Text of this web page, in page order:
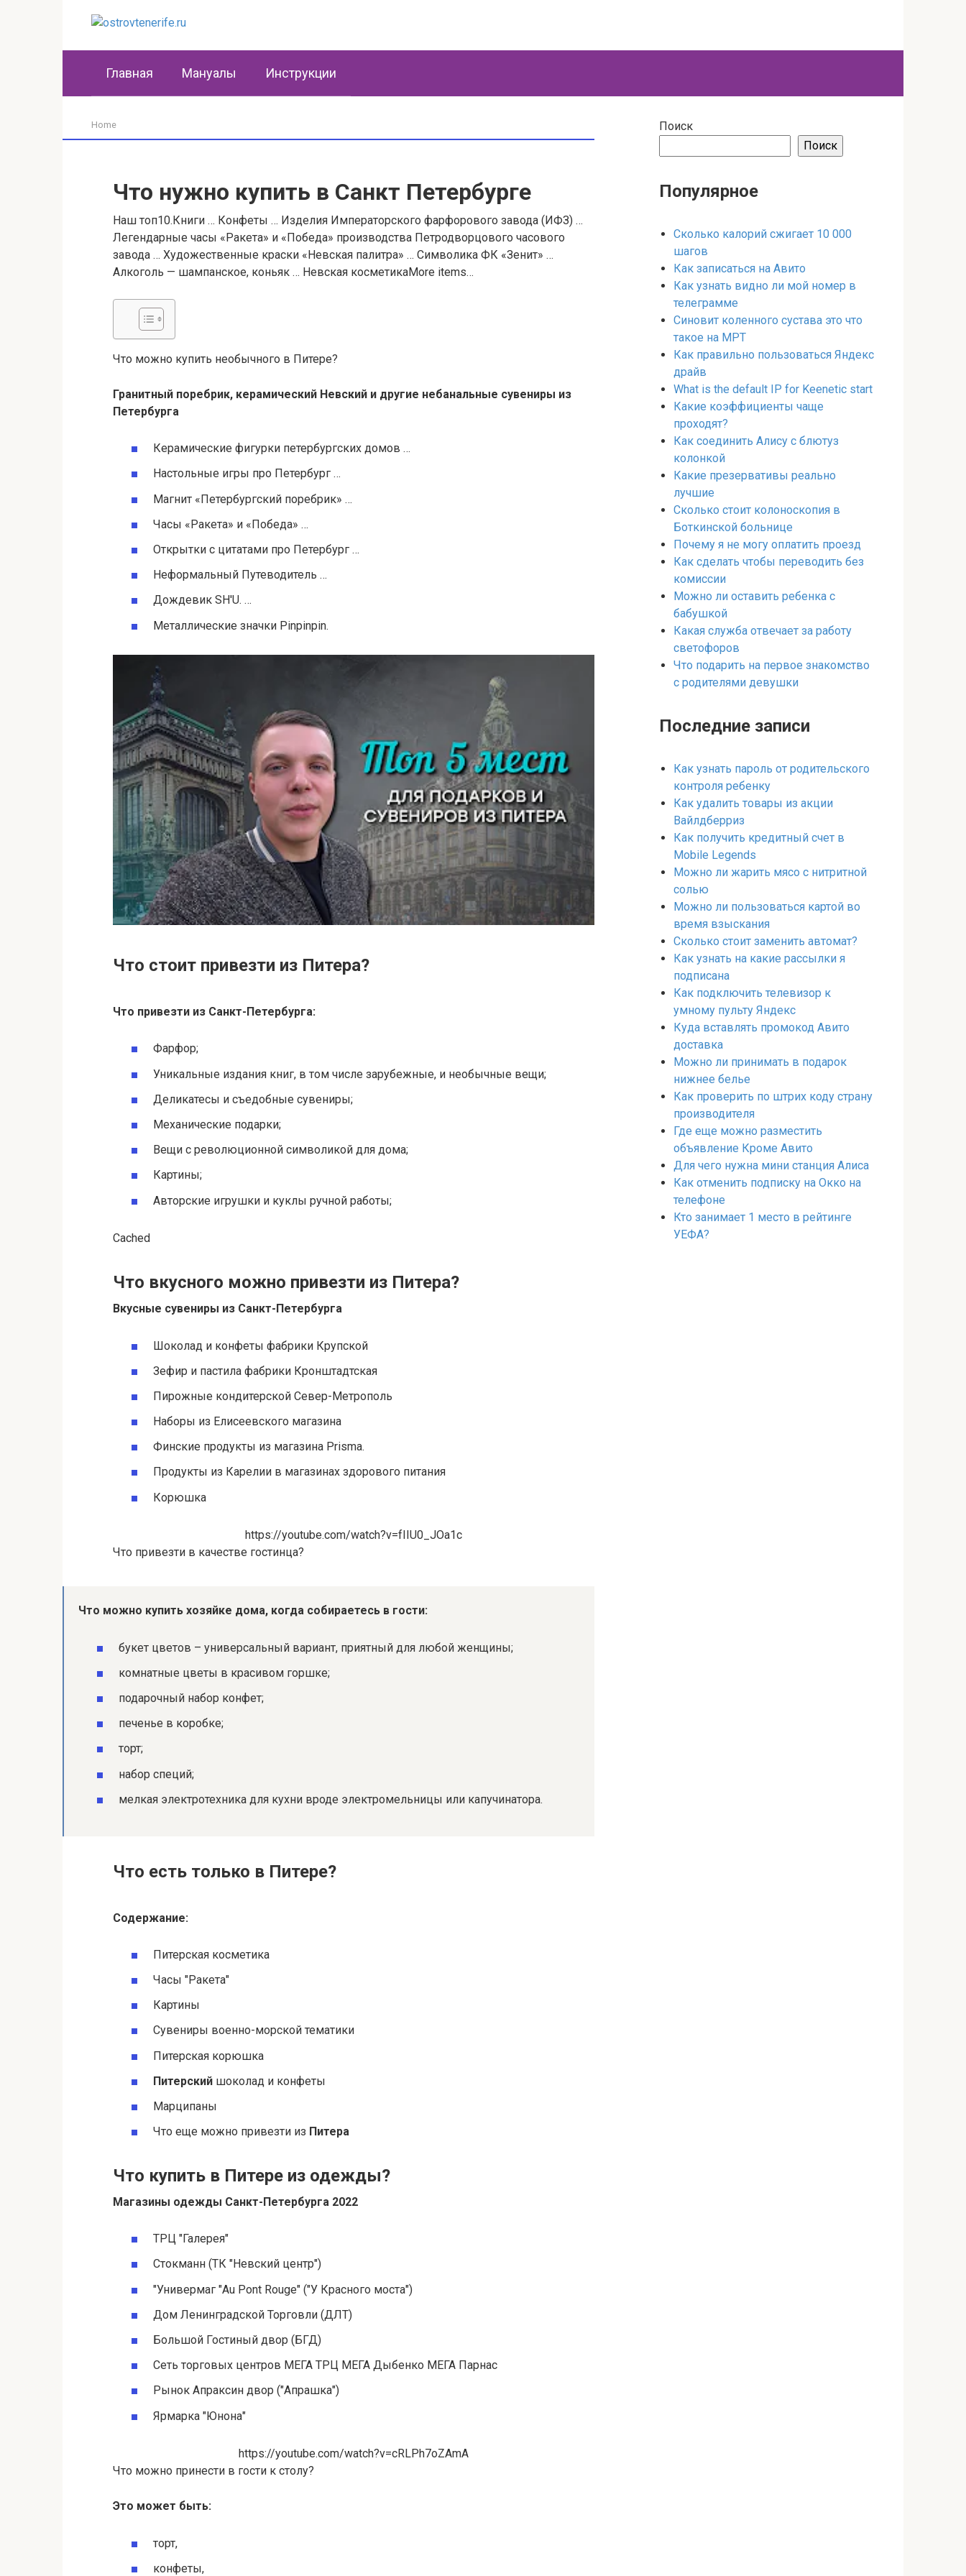
Главная Мануалы Инструкции
Home
Что нужно купить в Санкт Петербурге
Наш топ10.Книги … Конфеты … Изделия Императорского фарфорового завода (ИФЗ) …
Легендарные часы «Ракета» и «Победа» производства Петродворцового часового
завода … Художественные краски «Невская палитра» … Символика ФК «Зенит» …
Алкоголь — шампанское, коньяк … Невская косметикаMore items…
Что можно купить необычного в Питере?
Гранитный поребрик, керамический Невский и другие небанальные сувениры из
Петербурга
Керамические фигурки петербургских домов …
Настольные игры про Петербург …
Магнит «Петербургский поребрик» …
Часы «Ракета» и «Победа» …
Открытки с цитатами про Петербург …
Неформальный Путеводитель …
Дождевик SH'U. …
Металлические значки Pinpinpin.
Что стоит привезти из Питера?
Что привезти из Санкт-Петербурга:
Фарфор;
Уникальные издания книг, в том числе зарубежные, и необычные вещи;
Деликатесы и съедобные сувениры;
Механические подарки;
Вещи с революционной символикой для дома;
Картины;
Авторские игрушки и куклы ручной работы;
Cached
Что вкусного можно привезти из Питера?
Вкусные сувениры из Санкт-Петербурга
Шоколад и конфеты фабрики Крупской
Зефир и пастила фабрики Кронштадтская
Пирожные кондитерской Север-Метрополь
Наборы из Елисеевского магазина
Финские продукты из магазина Prisma.
Продукты из Карелии в магазинах здорового питания
Корюшка
https://youtube.com/watch?v=fIIU0_JOa1c
Что привезти в качестве гостинца?
Что можно купить хозяйке дома, когда собираетесь в гости:
букет цветов – универсальный вариант, приятный для любой женщины;
комнатные цветы в красивом горшке;
подарочный набор конфет;
печенье в коробке;
торт;
набор специй;
мелкая электротехника для кухни вроде электромельницы или капучинатора.
Что есть только в Питере?
Содержание:
Питерская косметика
Часы "Ракета"
Картины
Сувениры военно-морской тематики
Питерская корюшка
Питерский шоколад и конфеты
Марципаны
Что еще можно привезти из Питера
Что купить в Питере из одежды?
Магазины одежды Санкт-Петербурга 2022
ТРЦ "Галерея"
Стокманн (ТК "Невский центр")
"Универмаг "Au Pont Rouge" ("У Красного моста")
Дом Ленинградской Торговли (ДЛТ)
Большой Гостиный двор (БГД)
Сеть торговых центров МЕГА ТРЦ МЕГА Дыбенко МЕГА Парнас
Рынок Апраксин двор ("Апрашка")
Ярмарка "Юнона"
https://youtube.com/watch?v=cRLPh7oZAmA
Что можно принести в гости к столу?
Это может быть:
торт,
конфеты,
Поиск
Поиск
Популярное
Сколько калорий сжигает 10 000
шагов
Как записаться на Авито
Как узнать видно ли мой номер в
телеграмме
Синовит коленного сустава это что
такое на МРТ
Как правильно пользоваться Яндекс
драйв
What is the default IP for Keenetic start
Какие коэффициенты чаще
проходят?
Как соединить Алису с блютуз
колонкой
Какие презервативы реально
лучшие
Сколько стоит колоноскопия в
Боткинской больнице
Почему я не могу оплатить проезд
Как сделать чтобы переводить без
комиссии
Можно ли оставить ребенка с
бабушкой
Какая служба отвечает за работу
светофоров
Что подарить на первое знакомство
с родителями девушки
Последние записи
Как узнать пароль от родительского
контроля ребенку
Как удалить товары из акции
Вайлдберриз
Как получить кредитный счет в
Mobile Legends
Можно ли жарить мясо с нитритной
солью
Можно ли пользоваться картой во
время взыскания
Сколько стоит заменить автомат?
Как узнать на какие рассылки я
подписана
Как подключить телевизор к
умному пульту Яндекс
Куда вставлять промокод Авито
доставка
Можно ли принимать в подарок
нижнее белье
Как проверить по штрих коду страну
производителя
Где еще можно разместить
объявление Кроме Авито
Для чего нужна мини станция Алиса
Как отменить подписку на Окко на
телефоне
Кто занимает 1 место в рейтинге
УЕФА?